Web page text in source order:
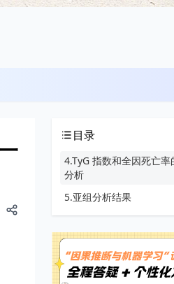
目录
4.TyG 指数和全因死亡
分析
5.亚组分析结果